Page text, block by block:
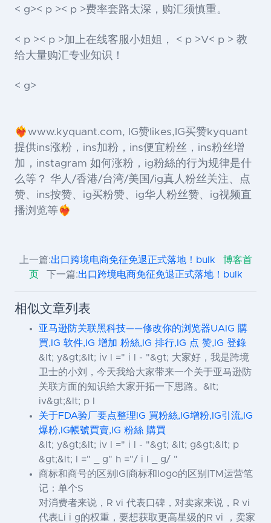
< g>< p >< p >费率套路太深，购汇须慎重。
< p >< p >加上在线客服小姐姐， < p >V< p > 教
给大量购汇专业知识！
< g>
❤️‍🔥www.kyquant.com, IG赞likes,IG买赞kyquant
提供ins涨粉，ins加粉，ins便宜粉丝，ins粉丝增
加，instagram 如何涨粉，ig粉絲的行为规律是什
么等？ 华人/香港/台湾/美国/ig真人粉丝关注、点
赞、ins按赞、ig买粉赞、ig华人粉丝赞、ig视频直
播浏览等❤️‍🔥
上一篇:出口跨境电商免征免退正式落地！bulk
博客首
页
下一篇:出口跨境电商免征免退正式落地！bulk
相似文章列表
亚马逊防关联黑科技——修改你的浏览器UAIG 購
買,IG 软件,IG 增加 粉絲,IG 排行,IG 点 赞,IG 登錄
&lt; y&gt;&lt; iv l =" i l - "&gt; 大家好，我是跨境
卫士的小刘，今天我给大家带来一个关于亚马逊防
关联方面的知识给大家开拓一下思路。&lt;
iv&gt;&lt; p l
关于FDA验厂要点整理IG 買粉絲,IG增粉,IG引流,IG
爆粉,IG帳號買賣,IG 粉絲 購買
&lt; y&gt;&lt; iv l =" i l - "&gt; &lt; g&gt;&lt; p
&gt;&lt; l =" _ g" h ="/ i l _ g/ "
商标和商号的区别IG|商标和logo的区别|TM运营笔
记：单个S
对消费者来说，R vi 代表口碑，对卖家来说，R vi
代表Li i g的权重，要想获取更高星级的R vi ，卖家